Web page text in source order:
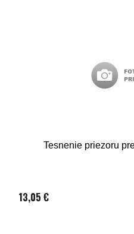
Tesnenie priezoru
13,05 €